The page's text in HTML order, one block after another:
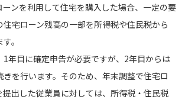
ーンを利用して住宅を購入した場合、一定の要
宅ローン残高の一部を所得税や住民税から
。
年目に確定申告が必要ですが、2年目からは
を行います。そのため、年末調整で住宅ロ
提出した従業員に対しては、所得税・住民税